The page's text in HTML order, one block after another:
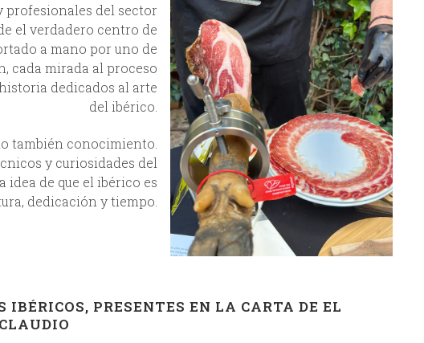
profesionales del sector
el verdadero centro de
a mano por uno de
cada mirada al proceso
dedicados al arte
del ibérico.
también conocimiento.
y curiosidades del
idea de que el ibérico es
dedicación y tiempo.
IBÉRICOS, PRESENTES EN LA CARTA DE EL